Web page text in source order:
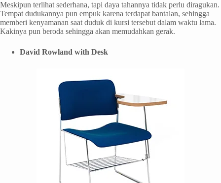
Meskipun terlihat sederhana, tapi daya tahannya tidak perlu diragukan.
Tempat dudukannya pun empuk karena terdapat bantalan, sehingga
memberi kenyamanan saat duduk di kursi tersebut dalam waktu lama.
Kakinya pun beroda sehingga akan memudahkan gerak.
David Rowland with Desk